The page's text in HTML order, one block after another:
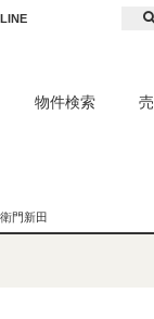
物件検索
門新田